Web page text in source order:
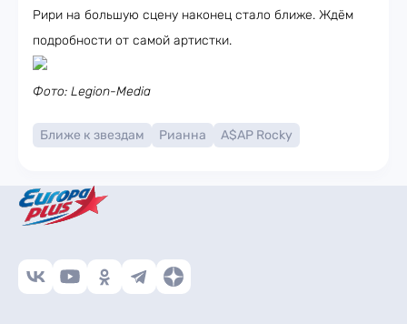
Рири на большую сцену наконец стало ближе. Ждём
подробности от самой артистки.
Фото: Legion-Media
Ближе к звездам Рианна A$AP Rocky